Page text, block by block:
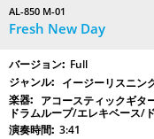
AL-850 M-01
Fresh New Day
Full
イージーリスニン
アコースティックギ
ドラムループ/エレキベース/
3:41